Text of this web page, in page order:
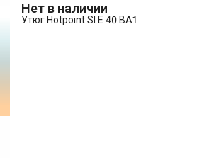
Нет в наличии
Утюг Hotpoint SI E 40 BA1